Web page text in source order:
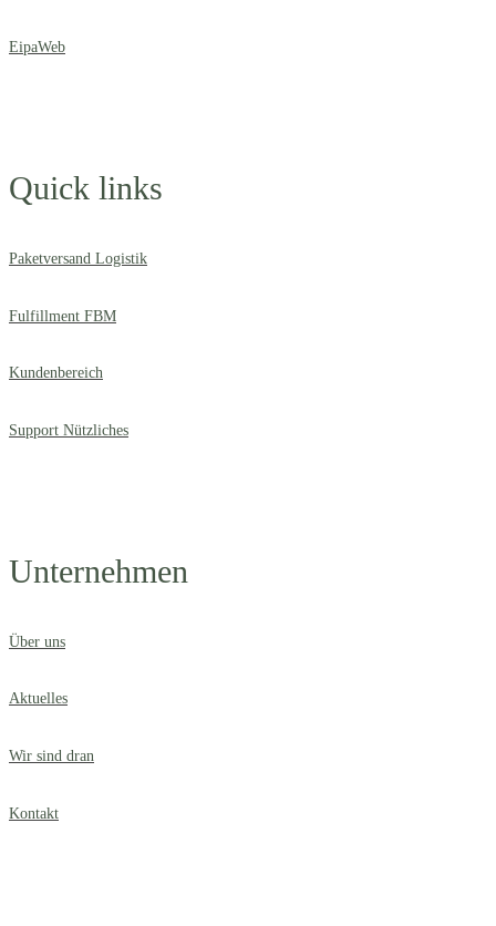
EipaWeb
Quick links
Paketversand Logistik
Fulfillment FBM
Kundenbereich
Support Nützliches
Unternehmen
Über uns
Aktuelles
Wir sind dran
Kontakt